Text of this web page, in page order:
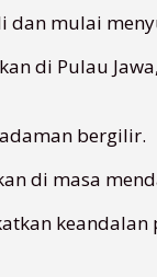
mulai
di Pulau
bergilir.
di masa